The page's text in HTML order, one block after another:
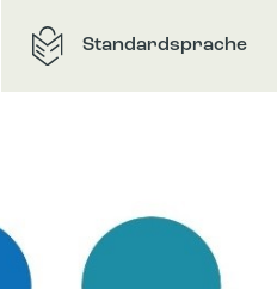
Standardsprache